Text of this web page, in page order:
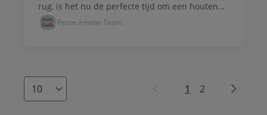
rug, is het nu de perfecte tijd om een houten
loopwagen te introduceren.
Petite Amélie Team,
U lees
1 Pagina
2
Pagina